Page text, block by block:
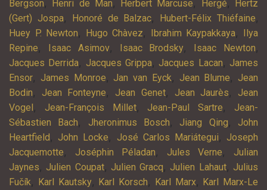
Bergson, Henri de Man, Herbert Marcuse, Hergé,
Hertz
(Gert) Jospa, Honoré de Balzac, Hubert-Félix Thiéfaine,
Huey P. Newton, Hugo Chàvez, Ibrahim Kaypakkaya,
Ilya
Repine, Isaac Asimov, Isaac Brodsky, Isaac Newton,
Jacques Derrida, Jacques Grippa, Jacques Lacan, James
Ensor, James Monroe, Jan van Eyck, Jean Blume, Jean
Bodin, Jean Fonteyne, Jean Genet, Jean Jaurès, Jean
Vogel , Jean-François Millet, Jean-Paul Sartre, Jean-
Sébastien Bach, Jheronimus Bosch, Jiang Qing, John
Heartfield , John Locke, José Carlos Mariátegui, Joseph
Jacquemotte, Joséphin Péladan, Jules Verne, Julian
Jaynes, Julien Coupat, Julien Gracq, Julien Lahaut, Julius
Fučík, Karl Kautsky, Karl Korsch, Karl Marx, Karl Marx-Le